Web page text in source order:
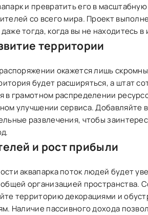
и превратить его в
со всего мира. Проект
тогда, когда вы не находитесь в
территории
окажется лишь
будет расширяться, а штат
в грамотном распределении
улучшении сервиса. Добавляйте
развлечения, чтобы
и рост прибыли
аквапарка поток людей будет
организацией пространства.
территорию декорациями и
Наличие пассивного дохода